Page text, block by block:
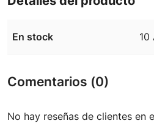
En stock 10
Comentarios (0)
No hay reseñas de clientes en